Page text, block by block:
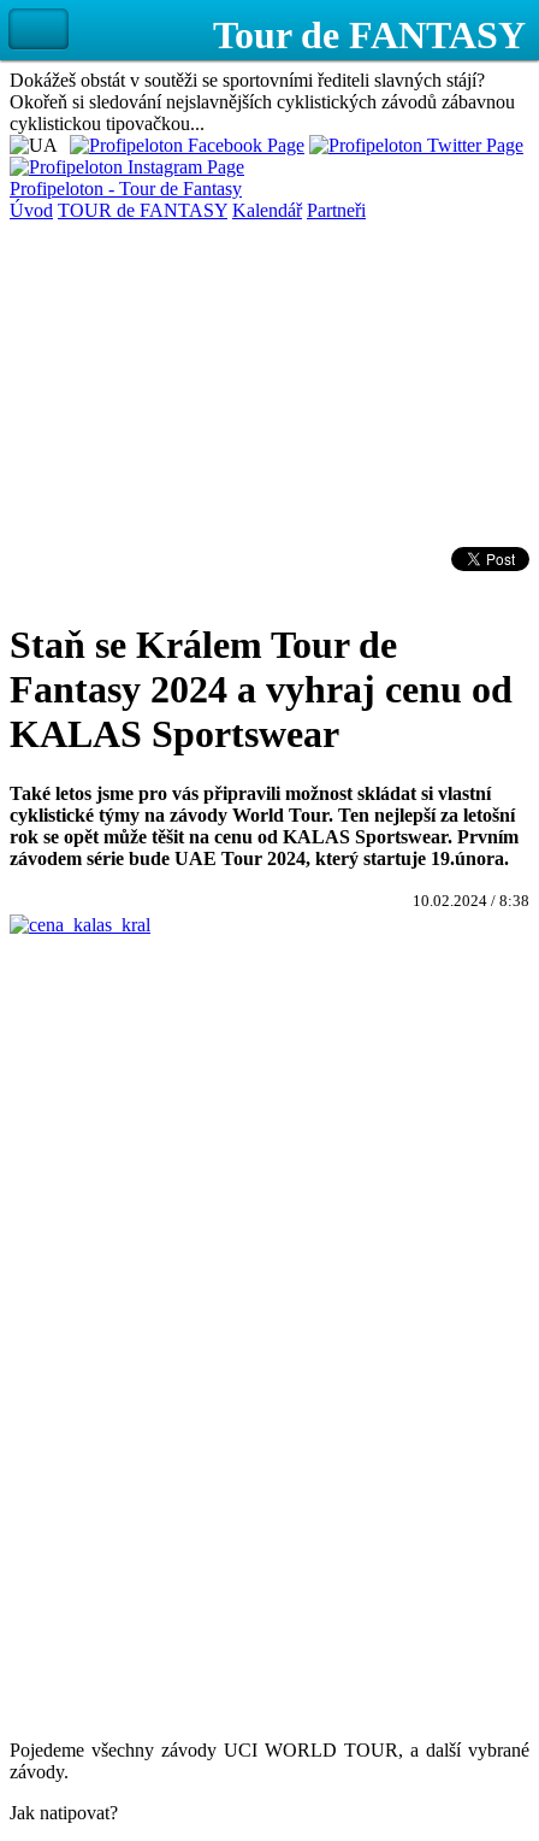
Dokážeš obstát v soutěži se sportovními řediteli slavných stájí?
Okořeň si sledování nejslavnějších cyklistických závodů zábavnou
cyklistickou tipovačkou...
Profipeloton - Tour de Fantasy
Úvod TOUR de FANTASY Kalendář Partneři
Staň se Králem Tour de
Fantasy 2024 a vyhraj cenu od
KALAS Sportswear
Také letos jsme pro vás připravili možnost skládat si vlastní
cyklistické týmy na závody World Tour. Ten nejlepší za letošní
rok se opět může těšit na cenu od KALAS Sportswear. Prvním
závodem série bude UAE Tour 2024, který startuje 19.února.
10.02.2024 / 8:38
Pojedeme všechny závody UCI WORLD TOUR, a další vybrané
závody.
Jak natipovat?